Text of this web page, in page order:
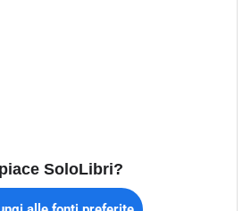
SoloLibri?